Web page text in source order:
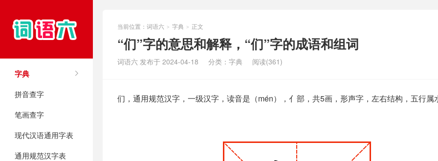
字典
拼音查字
笔画查字
现代汉语通用字表
通用规范汉字表
当前位置： 词语六 > 字典 > 正文
“们”字的意思和解释，“们”字的成语和组词
词语六 发布于 2024-04-18 分类： 字典 阅读(361)
们，通用规范汉字，一级汉字，读音是（mén），亻部，共5画，形声字，左右结构，五行属